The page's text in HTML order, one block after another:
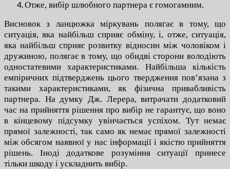
Отже, вибір шлюбного партнера є гомогамним.
Висновок з ланцюжка міркувань полягає в тому, що
ситуація, яка найбільш сприяє обміну, і, отже, ситуація,
яка найбільш сприяє розвитку відносин між чоловіком і
дружиною, полягає в тому, що обидві сторони володіють
одностатевими характеристиками. Найбільша кількість
емпіричних підтверджень цього твердження пов’язана з
такими характеристиками, як фізична привабливість
партнера. На думку Дж. Лерера, витрачати додатковий
час на прийняття рішення про вибір не гарантує, що воно
в кінцевому підсумку увінчається успіхом. Тут немає
прямої залежності, так само як немає прямої залежності
між обсягом наявної у нас інформації і якістю прийняття
рішень. Іноді додаткове розуміння ситуації принесе
тільки шкоду і ускладнить вибір.